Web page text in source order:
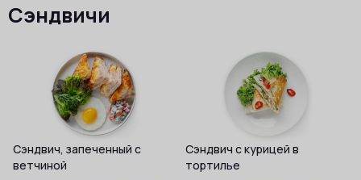
Сэндвичи
Сэндвич, запеченный с
ветчиной
Сэндвич с курицей в
тортилье